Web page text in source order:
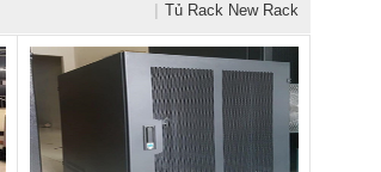
Tủ Rack New Rack